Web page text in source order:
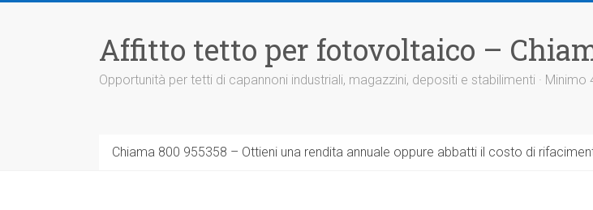
Affitto tetto per fotovoltaico –
Opportunità per tetti di capannoni industriali, magazzini, depositi e stabilimenti ·
Chiama 800 955358 – Ottieni una rendita annuale oppure abbatti il costo di